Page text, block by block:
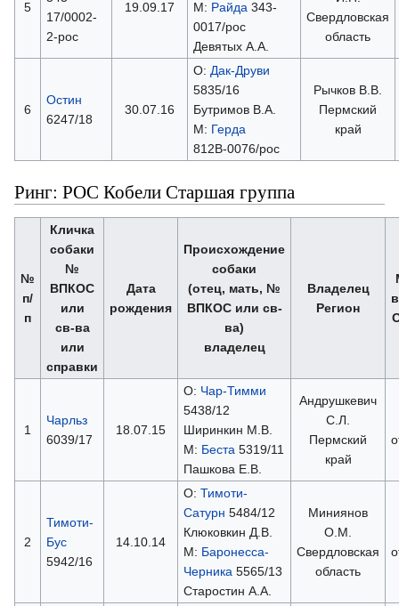
5
17/0002-
2-рос
19.09.17 М: Райда 343-
0017/рос
Девятых А.А.
Свердловская
область
6
Остин
6247/18
30.07.16
О: Дак-Друви
5835/16
Бутримов В.А.
М: Герда
812В-0076/рос
Рычков В.В.
Пермский
край
Ринг: РОС Кобели Старшая группа
№
п/
п
Кличка
собаки
№
ВПКОС
или
св-ва
или
справки
Дата
рождения
Происхождение
собаки
(отец, мать, №
ВПКОС или св-
ва)
владелец
Владелец
Регион
1
Чарльз
6039/17
18.07.15
О: Чар-Тимми
5438/12
Ширинкин М.В.
М: Беста 5319/11
Пашкова Е.В.
Андрушкевич
С.Л.
Пермский
край
2
Тимоти-
Бус
5942/16
14.10.14
О: Тимоти-
Сатурн 5484/12
Клюковкин Д.В.
М: Баронесса-
Черника 5565/13
Cтаростин А.А.
Миниянов
О.М.
Свердловская
область